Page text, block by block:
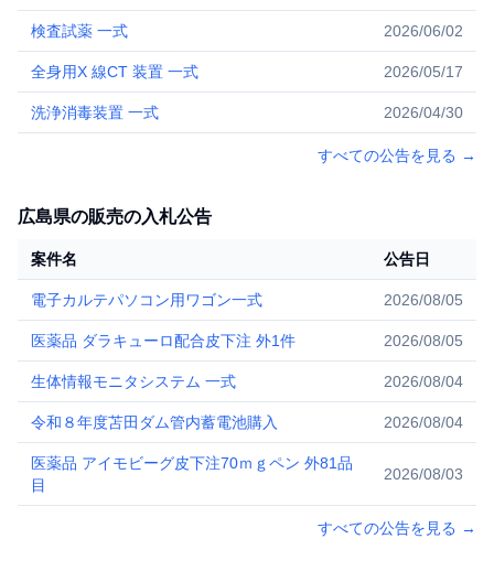
検査試薬 一式 2026/06/02
全身用X 線CT 装置 一式 2026/05/17
洗浄消毒装置 一式 2026/04/30
すべての公告を見る →
広島県の販売の入札公告
案件名 公告日
電子カルテパソコン用ワゴン一式 2026/08/05
医薬品 ダラキューロ配合皮下注 外1件 2026/08/05
生体情報モニタシステム 一式 2026/08/04
令和８年度苫田ダム管内蓄電池購入 2026/08/04
医薬品 アイモビーグ皮下注70ｍｇペン 外81品
目
2026/08/03
すべての公告を見る →